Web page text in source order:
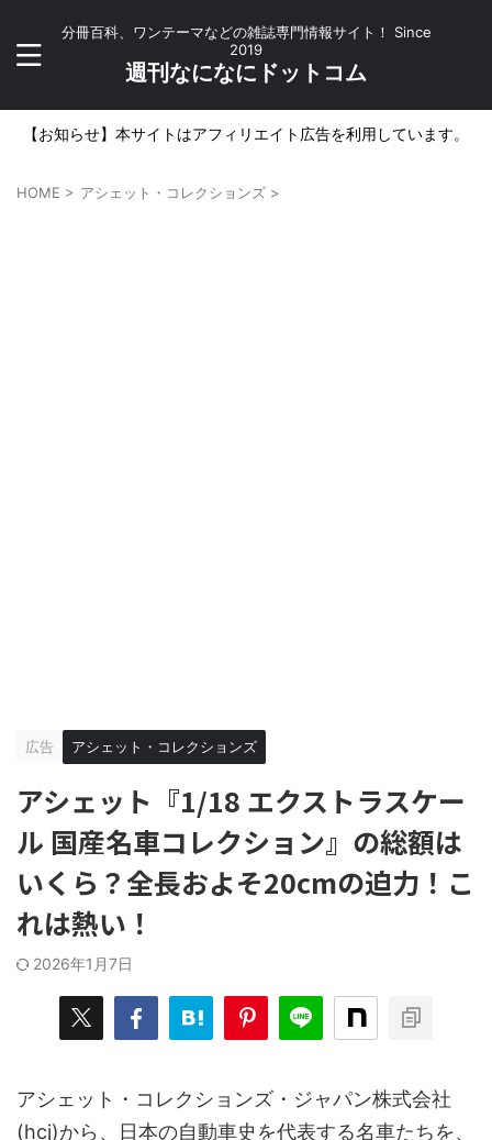
分冊百科、ワンテーマなどの雑誌専門情報サイト！ Since
2019
週刊なになにドットコム
【お知らせ】本サイトはアフィリエイト広告を利用しています。
HOME > アシェット・コレクションズ >
広告 アシェット・コレクションズ
アシェット『1/18 エクストラスケー
ル 国産名車コレクション』の総額は
いくら？全長およそ20cmの迫力！こ
れは熱い！
2026年1月7日
アシェット・コレクションズ・ジャパン株式会社
(hcj)から、日本の自動車史を代表する名車たちを、